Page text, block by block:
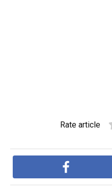
Rate article